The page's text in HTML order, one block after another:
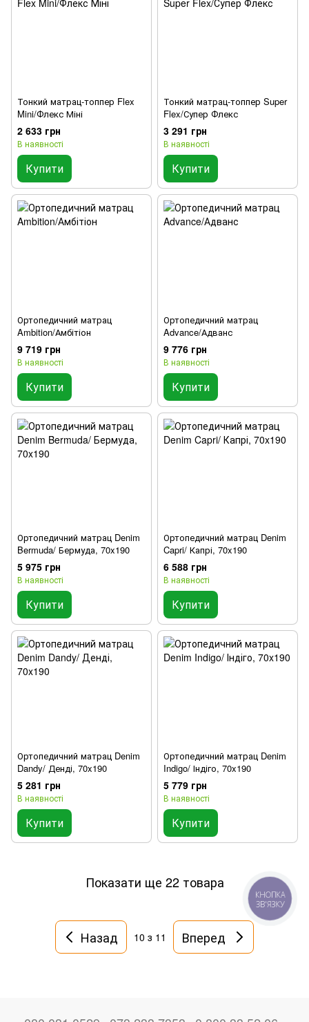
Тонкий матрац-топпер Flex
Mini/Флекс Міні
2 633 грн
В наявності
Купити
Тонкий матрац-топпер Super
Flex/Супер Флекс
3 291 грн
В наявності
Купити
Ортопедичний матрац
Ambition/Амбітіон
9 719 грн
В наявності
Купити
Ортопедичний матрац
Advance/Адванс
9 776 грн
В наявності
Купити
Ортопедичний матрац Denim
Bermuda/ Бермуда, 70x190
5 975 грн
В наявності
Купити
Ортопедичний матрац Denim
Capri/ Капрі, 70x190
6 588 грн
В наявності
Купити
Ортопедичний матрац Denim
Dandy/ Денді, 70x190
5 281 грн
В наявності
Купити
Ортопедичний матрац Denim
Indigo/ Індіго, 70x190
5 779 грн
В наявності
Купити
Показати ще 22 товара
Назад 10 з 11 Вперед